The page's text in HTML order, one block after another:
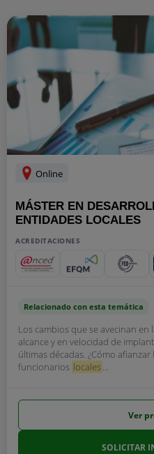
Online
MÁSTER EN
ENTIDADES LOCALES
ACREDITACIONES
Relacionado con esta temática
Los cambios que se avecinan en
alcance y en velocidad de
últimas décadas. ¿Cómo
funcionarios locales...
Ver
SOLICITAR